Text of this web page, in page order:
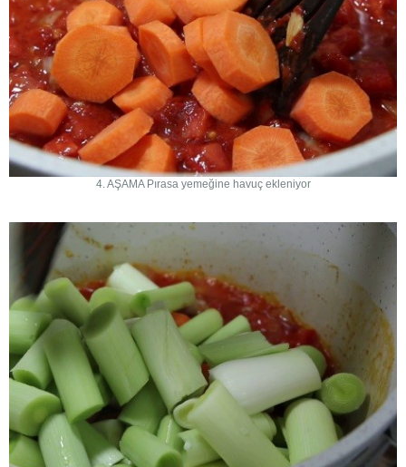
4. AŞAMA Pırasa yemeğine havuç ekleniyor